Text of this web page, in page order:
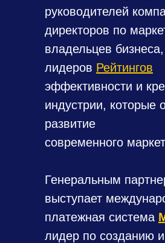
руководителей
директоров по
владельцев
лидеров Рейтингов
эффективности и
индустрии, которые
развитие
современного
Генеральным
выступает
платежная система
лидер по созданию и